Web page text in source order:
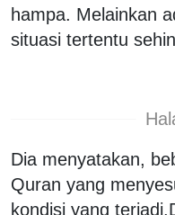
hampa. Melainkan
situasi tertentu
Dia menyatakan,
Quran yang
kondisi yang